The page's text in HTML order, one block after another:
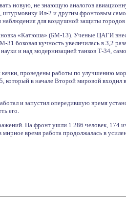
новую, не знающую аналогов
Ил-2 и другим фронтовым
наблюдения для воздушной защиты
«Катюша» (БМ-13). Ученые ЦАГИ
боковая кучность увеличилась в 3,2
и над модернизацией танков Т-34,
качки, проведены работы по улучшению
который в начале Второй мировой входил
и запустил опередившую время
его.
На фронт ушли 1 286 человек, 174
время работа продолжалась в